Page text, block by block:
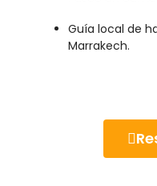
Guía local de
Marrakech.